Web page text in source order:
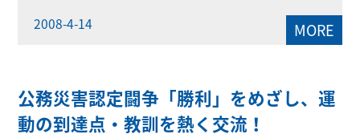
2008-4-14 MORE
公務災害認定闘争「勝利」をめざし、運
動の到達点・教訓を熱く交流！